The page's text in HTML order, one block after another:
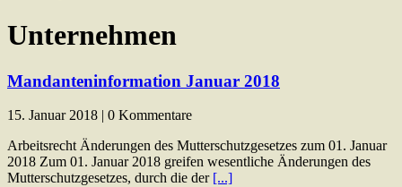
Unternehmen
Mandanteninformation Januar 2018
15. Januar 2018 | 0 Kommentare
Arbeitsrecht Änderungen des Mutterschutzgesetzes zum 01. Januar
2018 Zum 01. Januar 2018 greifen wesentliche Änderungen des
Mutterschutzgesetzes, durch die der [...]